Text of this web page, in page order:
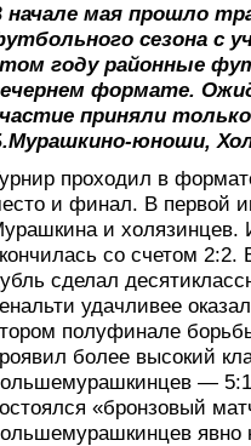
начале мая прошло
сезона с
году районные
формате.
приняли
юноши,
проходил в
и финал. В первой
и холязинцев.
со счетом
сделал
удачливее
полуфинале
более высокий
—
«бронзовый
явно